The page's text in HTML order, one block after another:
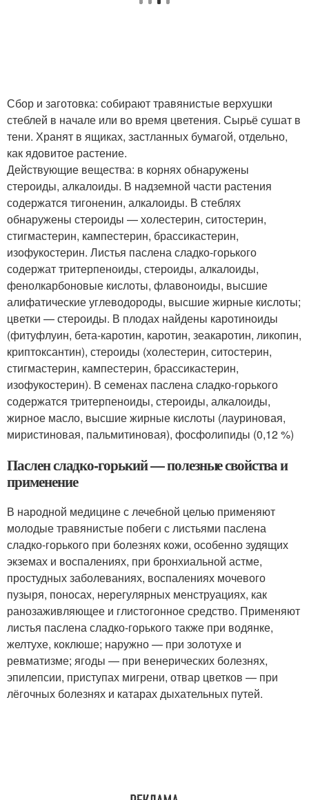
Сбор и заготовка: собирают травянистые верхушки
стеблей в начале или во время цветения. Сырьё сушат в
тени. Хранят в ящиках, застланных бумагой, отдельно,
как ядовитое растение.
Действующие вещества: в корнях обнаружены
стероиды, алкалоиды. В надземной части растения
содержатся тигоненин, алкалоиды. В стеблях
обнаружены стероиды — холестерин, ситостерин,
стигмастерин, кампестерин, брассикастерин,
изофукостерин. Листья паслена сладко-горького
содержат тритерпеноиды, стероиды, алкалоиды,
фенолкарбоновые кислоты, флавоноиды, высшие
алифатические углеводороды, высшие жирные кислоты;
цветки — стероиды. В плодах найдены каротиноиды
(фитуфлуин, бета-каротин, каротин, зеакаротин, ликопин,
криптоксантин), стероиды (холестерин, ситостерин,
стигмастерин, кампестерин, брассикастерин,
изофукостерин). В семенах паслена сладко-горького
содержатся тритерпеноиды, стероиды, алкалоиды,
жирное масло, высшие жирные кислоты (лауриновая,
миристиновая, пальмитиновая), фосфолипиды (0,12 %)
Паслен сладко-горький — полезные свойства и
применение
В народной медицине с лечебной целью применяют
молодые травянистые побеги с листьями паслена
сладко-горького при болезнях кожи, особенно зудящих
экземах и воспалениях, при бронхиальной астме,
простудных заболеваниях, воспалениях мочевого
пузыря, поносах, нерегулярных менструациях, как
ранозаживляющее и глистогонное средство. Применяют
листья паслена сладко-горького также при водянке,
желтухе, коклюше; наружно — при золотухе и
ревматизме; ягоды — при венерических болезнях,
эпилепсии, приступах мигрени, отвар цветков — при
лёгочных болезнях и катарах дыхательных путей.